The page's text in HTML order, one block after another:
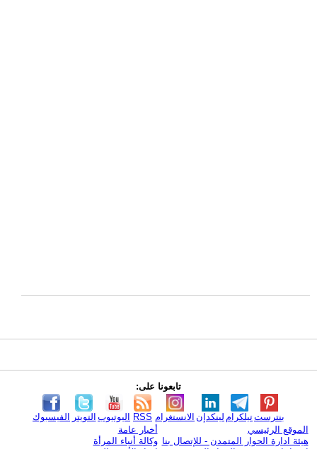
تابعونا على:
الفيسبوك التويتر اليوتيوب RSS الانستغرام لينكدإن تيلكرامبنترست
الموقع الرئيسي
هيئة ادارة الحوار المتمدن - للإتصال بنا
أخبار عامة
وكالة أنباء المرأة